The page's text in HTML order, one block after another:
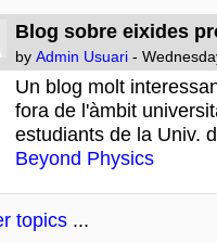
Blog sobre eixides
by Admin Usuari -
Un blog molt
fora de l'àmbit
estudiants de la Univ.
Beyond Physics
topics ...